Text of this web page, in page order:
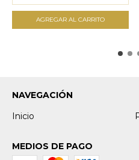
NAVEGACIÓN
Inicio
MEDIOS DE PAGO